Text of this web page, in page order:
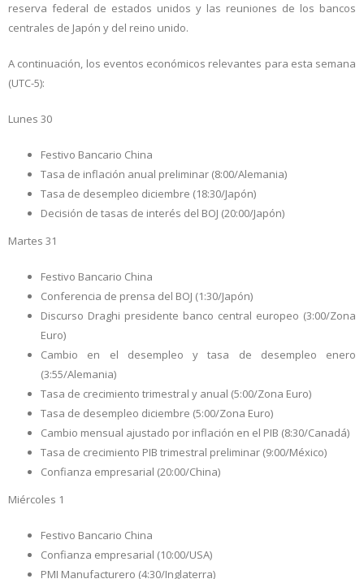
reserva federal de estados unidos y las reuniones de los bancos
centrales de Japón y del reino unido.
A continuación, los eventos económicos relevantes para esta semana
(UTC-5):
Lunes 30
Festivo Bancario China
Tasa de inflación anual preliminar (8:00/Alemania)
Tasa de desempleo diciembre (18:30/Japón)
Decisión de tasas de interés del BOJ (20:00/Japón)
Martes 31
Festivo Bancario China
Conferencia de prensa del BOJ (1:30/Japón)
Discurso Draghi presidente banco central europeo (3:00/Zona
Euro)
Cambio en el desempleo y tasa de desempleo enero
(3:55/Alemania)
Tasa de crecimiento trimestral y anual (5:00/Zona Euro)
Tasa de desempleo diciembre (5:00/Zona Euro)
Cambio mensual ajustado por inflación en el PIB (8:30/Canadá)
Tasa de crecimiento PIB trimestral preliminar (9:00/México)
Confianza empresarial (20:00/China)
Miércoles 1
Festivo Bancario China
Confianza empresarial (10:00/USA)
PMI Manufacturero (4:30/Inglaterra)